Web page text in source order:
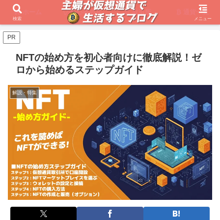
ホーム 初心者必見 取引所 通貨一覧
PR
NFTの始め方を初心者向けに徹底解説！ゼ
ロから始めるステップガイド
解説・特集
検索 メニュー